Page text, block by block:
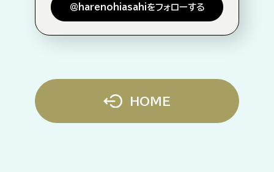
＠harenohiasahiをフォローする
HOME